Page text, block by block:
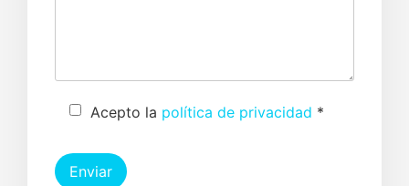
Acepto la política de privacidad *